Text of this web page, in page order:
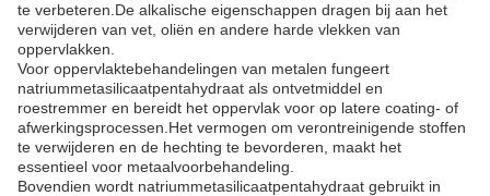
te verbeteren.De alkalische eigenschappen dragen bij aan het
verwijderen van vet, oliën en andere harde vlekken van
oppervlakken.
Voor oppervlaktebehandelingen van metalen fungeert
natriummetasilicaatpentahydraat als ontvetmiddel en
roestremmer en bereidt het oppervlak voor op latere coating- of
afwerkingsprocessen.Het vermogen om verontreinigende stoffen
te verwijderen en de hechting te bevorderen, maakt het
essentieel voor metaalvoorbehandeling.
Bovendien wordt natriummetasilicaatpentahydraat gebruikt in